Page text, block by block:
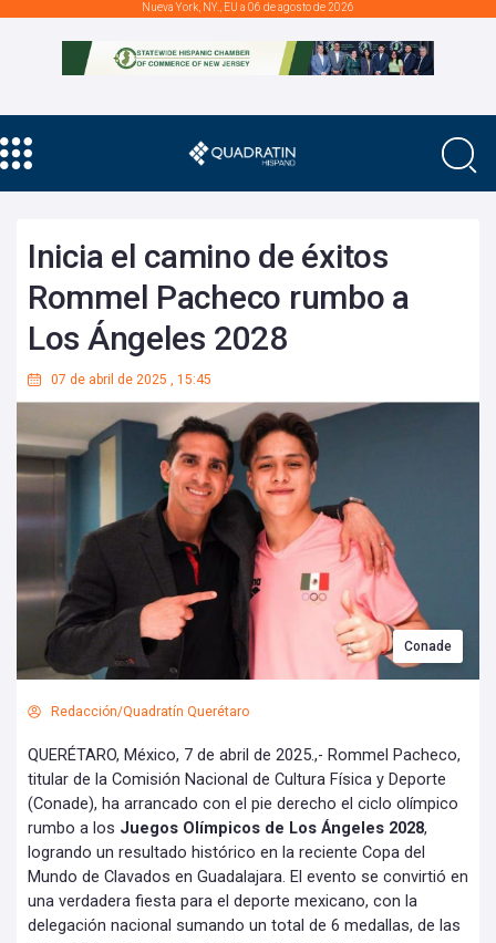
Nueva York, NY., EU a 06 de agosto de 2026
Inicia el camino de éxitos
Rommel Pacheco rumbo a
Los Ángeles 2028
07 de abril de 2025 , 15:45
Conade
Redacción/Quadratín Querétaro
QUERÉTARO, México, 7 de abril de 2025.,- Rommel Pacheco,
titular de la Comisión Nacional de Cultura Física y Deporte
(Conade), ha arrancado con el pie derecho el ciclo olímpico
rumbo a los Juegos Olímpicos de Los Ángeles 2028,
logrando un resultado histórico en la reciente Copa del
Mundo de Clavados en Guadalajara. El evento se convirtió en
una verdadera fiesta para el deporte mexicano, con la
delegación nacional sumando un total de 6 medallas, de las